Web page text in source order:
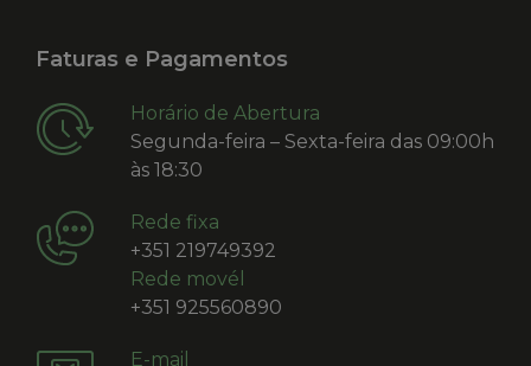
Faturas e Pagamentos
Horário de Abertura
Segunda-feira – Sexta-feira das 09:00h
às 18:30
Rede fixa
+351 219749392
Rede movél
+351 925560890
E-mail